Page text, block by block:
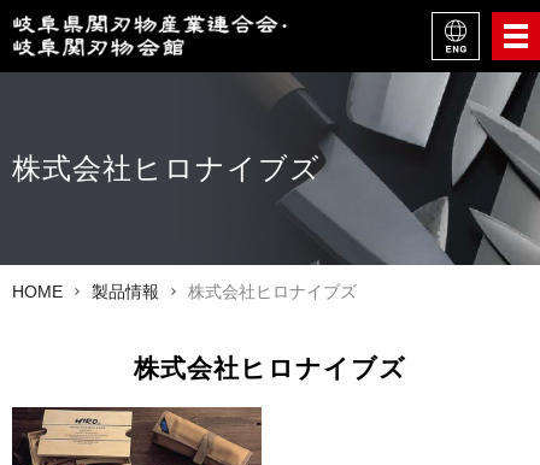
株式会社ヒロナイブズ
HOME 製品情報 株式会社ヒロナイブズ
株式会社ヒロナイブズ